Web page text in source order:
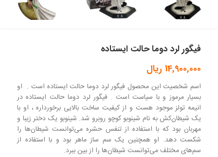
فیگور لرد دوما حالت ایستاده
14,900,000 ریال
اسم شخصیت این محصول فیگور لرد دوما حالت ایستاده است . او
بسیار مرموز و با سیاست است . فیگور لرد دوما حالت ایستاده در
انیمه تولز موجود هست و از کیفیت ساخت بالایی برخورداره ، او با
یک شیطان‌کش به نام شینوبو کوچو روبرو شد. شینوبو یک دختر زیبا و
مهربان بود که با استفاده از تنفس حشره می‌توانست شیطان‌ها را
شکست دهد. او همچنین یک سم ساز ماهر بود و با استفاده از
سم‌های مختلف می‌توانست شیطان‌ها را از بین ببرد.